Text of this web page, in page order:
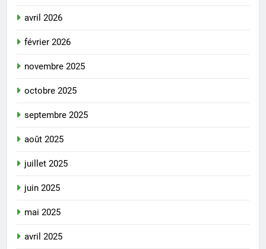
avril 2026
février 2026
novembre 2025
octobre 2025
septembre 2025
août 2025
juillet 2025
juin 2025
mai 2025
avril 2025